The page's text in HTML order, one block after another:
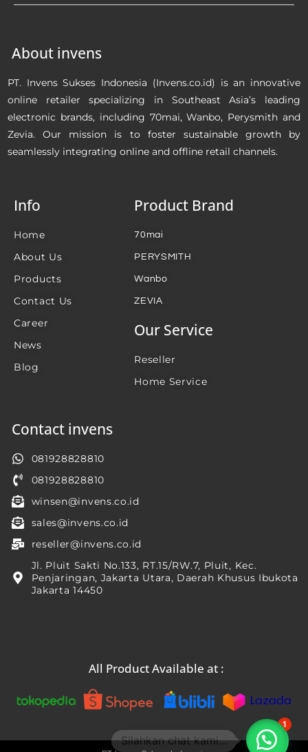
About invens
PT. Invens Sukses Indonesia (Invens.co.id) is an innovative
online retailer specializing in Southeast Asia’s leading
electronic brands, including 70mai, Wanbo, Perysmith and
Zevia. Our mission is to foster sustainable growth by
seamlessly integrating online and offline retail channels.
Info
Home
About Us
Products
Contact Us
Career
News
Blog
Product Brand
70mai
PERYSMITH
Wanbo
ZEVIA
Our Service
Reseller
Home Service
Contact invens
081928828810
081928828810
winsen@invens.co.id
sales@invens.co.id
reseller@invens.co.id
Jl. Pluit Sakti No.133, RT.15/RW.7, Pluit, Kec.
Penjaringan, Jakarta Utara, Daerah Khusus Ibukota
Jakarta 14450
All Product Available at :
1